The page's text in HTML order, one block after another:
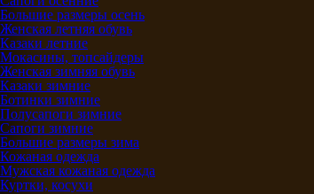
Большие размеры осень
Женская летняя обувь
Казаки летние
Мокасины, топсайдеры
Женская зимняя обувь
Казаки зимние
Ботинки зимние
Полусапоги зимние
Сапоги зимние
Большие размеры зима
Кожаная одежда
Мужская кожаная одежда
Куртки, косухи